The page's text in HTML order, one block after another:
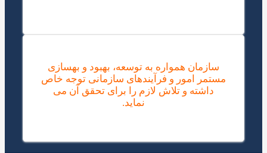
سازمان همواره به توسعه، بهبود و بهسازی
مستمر امور و فرآیندهای سازمانی توجه خاص
داشته و تلاش لازم را برای تحقق آن می
نماید.